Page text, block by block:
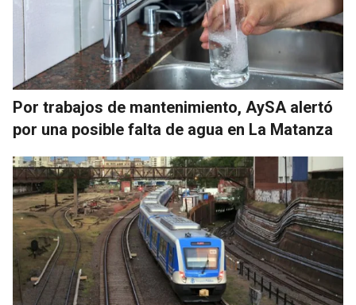
Por trabajos de mantenimiento, AySA alertó
por una posible falta de agua en La Matanza